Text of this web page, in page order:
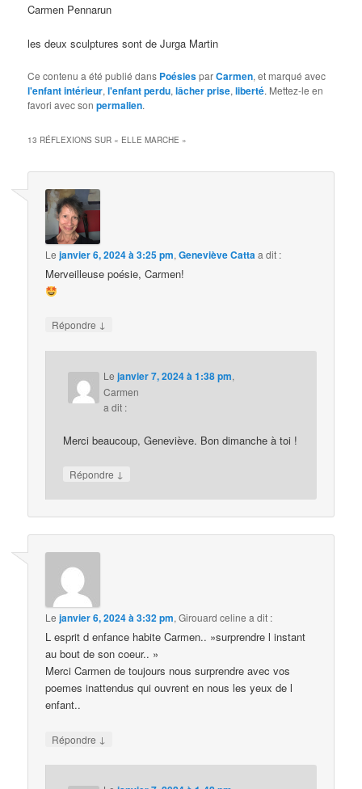
Carmen Pennarun
les deux sculptures sont de Jurga Martin
Ce contenu a été publié dans PoésiesparCarmen, et marqué avec
l'enfant intérieur,l'enfant perdu,lâcher prise,liberté. Mettez-le en
favori avec sonpermalien.
13 RÉFLEXIONS SUR « ELLE MARCHE »
Lejanvier 6, 2024 à 3:25 pm,Geneviève Cattaa dit :
Merveilleuse poésie, Carmen!
Répondre ↓
Lejanvier 7, 2024 à 1:38 pm,
Carmen
a dit :
Merci beaucoup, Geneviève. Bon dimanche à toi !
Répondre ↓
Lejanvier 6, 2024 à 3:32 pm,Girouard celine a dit :
L esprit d enfance habite Carmen.. »surprendre l instant
au bout de son coeur.. »
Merci Carmen de toujours nous surprendre avec vos
poemes inattendus qui ouvrent en nous les yeux de l
enfant..
Répondre ↓